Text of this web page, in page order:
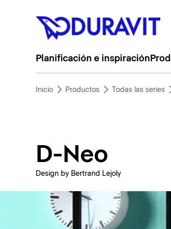
Planificación e inspiración
Inicio Productos Todas las series
D-Neo
Design by Bertrand Lejoly